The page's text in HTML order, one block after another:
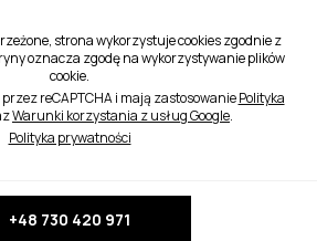
strona wykorzystuje cookies zgodnie z
oznacza zgodę na wykorzystywanie plików
cookie.
reCAPTCHA i mają zastosowaniePolityka
Warunki korzystania z usług Google.
Polityka prywatności
+48 730 420 971